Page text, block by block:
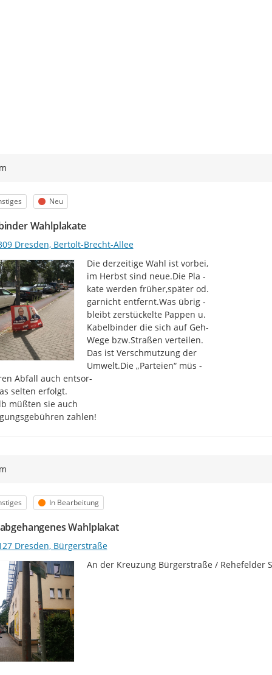
Status
Neu
Wahlplakate
Dresden, Bertolt-Brecht-Allee
Die derzeitige Wahl ist vorbei,
im Herbst sind neue.Die Pla -
kate werden früher,später od.
garnicht entfernt.Was übrig -
bleibt zerstückelte Pappen u.
Kabelbinder die sich auf Geh-
Wege bzw.Straßen verteilen.
Das ist Verschmutzung der
Umwelt.Die „Parteien“ müs -
Abfall auch entsor-
selten erfolgt.
müßten sie auch
zahlen!
Status
In Bearbeitung
Wahlplakat
Dresden, Bürgerstraße
An der Kreuzung Bürgerstraße / Rehefelder